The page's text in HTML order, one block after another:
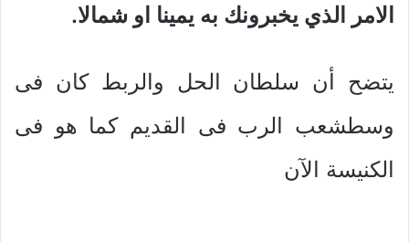
الامر الذي يخبرونك به يمينا او شمالا.
يتضح أن سلطان الحل والربط كان فى
وسطشعب الرب فى القديم كما هو فى
الكنيسة الآن